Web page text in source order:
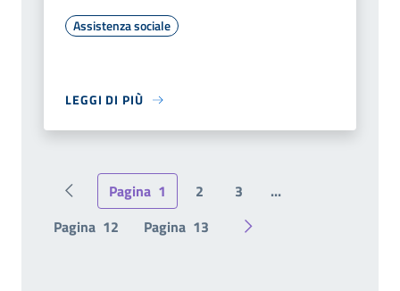
Assistenza sociale
LEGGI DI PIÙ
Pagina precedente
Pagina 1 2 3
...
Pagina 12 Pagina 13 Pagina successiva